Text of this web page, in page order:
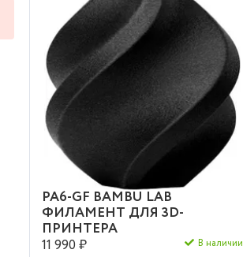
PA6-GF BAMBU LAB
ФИЛАМЕНТ ДЛЯ 3D-
ПРИНТЕРА
11 990 ₽
В наличии